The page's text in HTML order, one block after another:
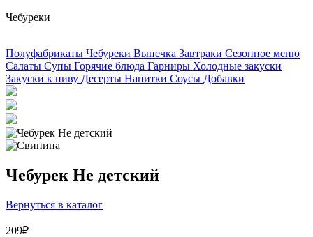
Чебуреки
Полуфабрикаты Чебуреки Выпечка Завтраки Сезонное меню
Салаты Супы Горячие блюда Гарниры Холодные закуски
Закуски к пиву Десерты Напитки Соусы Добавки
Чебурек Не детский
Вернуться в каталог
209₽